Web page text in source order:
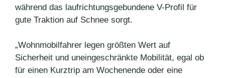
während das laufrichtungsgebundene V-Profil für
gute Traktion auf Schnee sorgt.
„Wohnmobilfahrer legen größten Wert auf
Sicherheit und uneingeschränkte Mobilität, egal ob
für einen Kurztrip am Wochenende oder eine